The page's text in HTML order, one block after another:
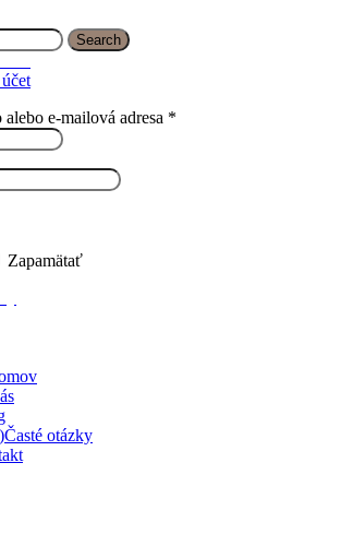
Search
e-mailová adresa *
Zapamätať
Časté otázky